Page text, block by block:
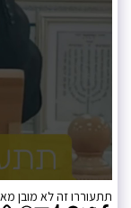
תתעוררו זה לא מובן